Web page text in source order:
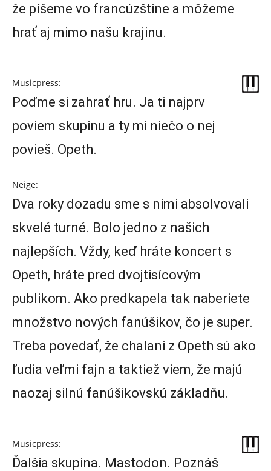
že píšeme vo francúzštine a môžeme
hrať aj mimo našu krajinu.
Musicpress:
Poďme si zahrať hru. Ja ti najprv
poviem skupinu a ty mi niečo o nej
povieš. Opeth.
Neige:
Dva roky dozadu sme s nimi absolvovali
skvelé turné. Bolo jedno z našich
najlepších. Vždy, keď hráte koncert s
Opeth, hráte pred dvojtisícovým
publikom. Ako predkapela tak naberiete
množstvo nových fanúšikov, čo je super.
Treba povedať, že chalani z Opeth sú ako
ľudia veľmi fajn a taktiež viem, že majú
naozaj silnú fanúšikovskú základňu.
Musicpress:
Ďalšia skupina. Mastodon. Poznáš